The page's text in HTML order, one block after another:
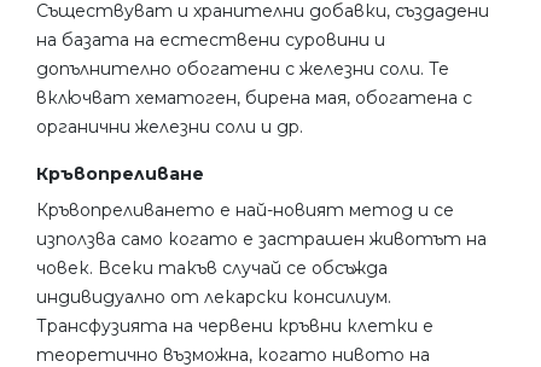
Съществуват и хранителни добавки, създадени
на базата на естествени суровини и
допълнително обогатени с железни соли. Те
включват хематоген, бирена мая, обогатена с
органични железни соли и др.
Кръвопреливане
Кръвопреливането е най-новият метод и се
използва само когато е застрашен животът на
човек. Всеки такъв случай се обсъжда
индивидуално от лекарски консилиум.
Трансфузията на червени кръвни клетки е
теоретично възможна, когато нивото на